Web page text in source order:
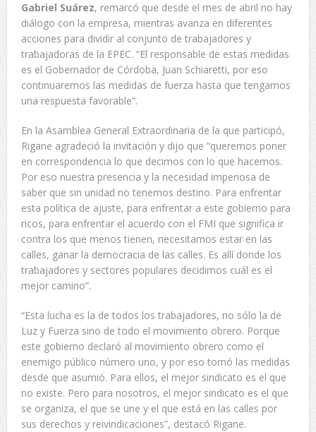
Gabriel Suárez, remarcó que desde el mes de abril no hay
diálogo con la empresa, mientras avanza en diferentes
acciones para dividir al conjunto de trabajadores y
trabajadoras de la EPEC. “El responsable de estas medidas
es el Gobernador de Córdoba, Juan Schiaretti, por eso
continuaremos las medidas de fuerza hasta que tengamos
una respuesta favorable”.
En la Asamblea General Extraordinaria de la que participó,
Rigane agradeció la invitación y dijo que “queremos poner
en correspondencia lo que decimos con lo que hacemos.
Por eso nuestra presencia y la necesidad imperiosa de
saber que sin unidad no tenemos destino. Para enfrentar
esta política de ajuste, para enfrentar a este gobierno para
ricos, para enfrentar el acuerdo con el FMI que significa ir
contra los que menos tienen, necesitamos estar en las
calles, ganar la democracia de las calles. Es allí donde los
trabajadores y sectores populares decidimos cuál es el
mejor camino”.
“Esta lucha es la de todos los trabajadores, no sólo la de
Luz y Fuerza sino de todo el movimiento obrero. Porque
este gobierno declaró al movimiento obrero como el
enemigo público número uno, y por eso tomó las medidas
desde que asumió. Para ellos, el mejor sindicato es el que
no existe. Pero para nosotros, el mejor sindicato es el que
se organiza, el que se une y el que está en las calles por
sus derechos y reivindicaciones”, destacó Rigane.